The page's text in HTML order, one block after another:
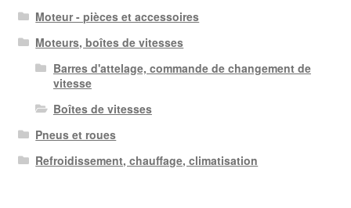
Moteur - pièces et accessoires
Moteurs, boîtes de vitesses
Barres d'attelage, commande de changement de
vitesse
Boîtes de vitesses
Pneus et roues
Refroidissement, chauffage, climatisation